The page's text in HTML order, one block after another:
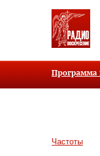
Программа
Частоты